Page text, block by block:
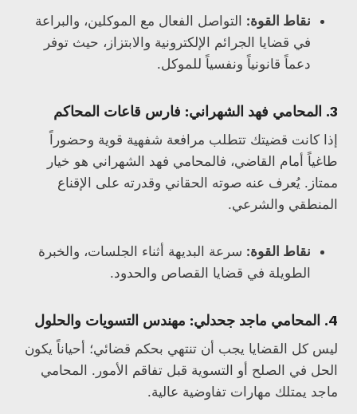
نقاط القوة: التواصل الفعال مع الموكلين، والبراعة
في قضايا الجرائم الإلكترونية والابتزاز، حيث توفر
دعماً قانونياً ونفسياً للموكل.
3. المحامي فهد الشهراني: فارس قاعات المحاكم
إذا كانت قضيتك تتطلب مرافعة شفهية قوية وحضوراً
طاغياً أمام القاضي، فالمحامي فهد الشهراني هو خيار
ممتاز. يُعرف عنه صوته الحقاني وقدرته على الإقناع
المنطقي والشرعي.
نقاط القوة: سرعة البديهة أثناء الجلسات، والخبرة
الطويلة في قضايا القصاص والحدود.
4. المحامي ماجد جحدلي: مهندس التسويات والحلول
ليس كل القضايا يجب أن تنتهي بحكم قضائي؛ أحياناً يكون
الحل في الصلح أو التسوية قبل تفاقم الأمور. المحامي
ماجد يمتلك مهارات تفاوضية عالية.